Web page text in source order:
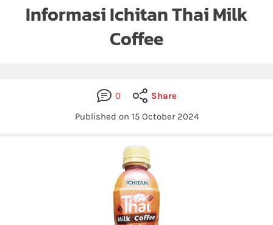
Informasi Ichitan Thai Milk
Coffee
0
Share
Published on 15 October 2024